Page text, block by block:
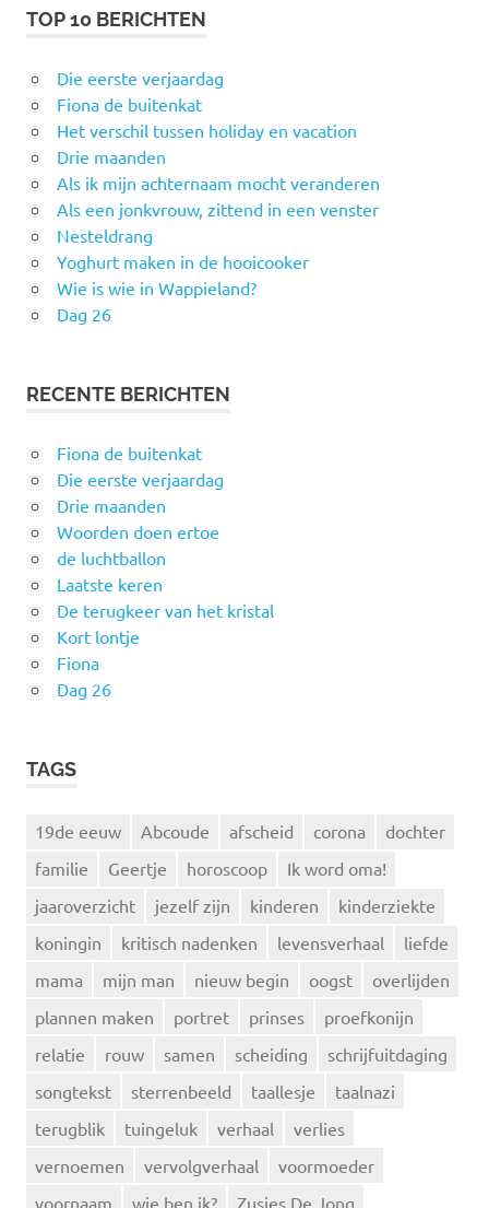
TOP 10 BERICHTEN
Die eerste verjaardag
Fiona de buitenkat
Het verschil tussen holiday en vacation
Drie maanden
Als ik mijn achternaam mocht veranderen
Als een jonkvrouw, zittend in een venster
Nesteldrang
Yoghurt maken in de hooicooker
Wie is wie in Wappieland?
Dag 26
RECENTE BERICHTEN
Fiona de buitenkat
Die eerste verjaardag
Drie maanden
Woorden doen ertoe
de luchtballon
Laatste keren
De terugkeer van het kristal
Kort lontje
Fiona
Dag 26
TAGS
19de eeuw Abcoude afscheid corona
dochter
familie
Geertje horoscoop
Ik word oma!
jaaroverzicht
jezelf zijn kinderen
kinderziekte
koningin
kritisch nadenken levensverhaal
liefde
mama
mijn man nieuw begin oogst
overlijden
plannen maken
portret prinses
proefkonijn
relatie
rouw samen scheiding
schrijfuitdaging
songtekst
sterrenbeeld taallesje
taalnazi
terugblik
tuingeluk verhaal
verlies
vernoemen
vervolgverhaal
voormoeder
voornaam
wie ben ik? Zusjes De Jong